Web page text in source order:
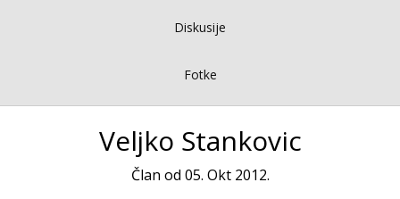
Diskusije
Fotke
Veljko Stankovic
Član od 05. Okt 2012.